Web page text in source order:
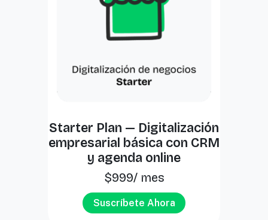
Starter Plan — Digitalización
empresarial básica con CRM
y agenda online
$999/ mes
Suscríbete Ahora